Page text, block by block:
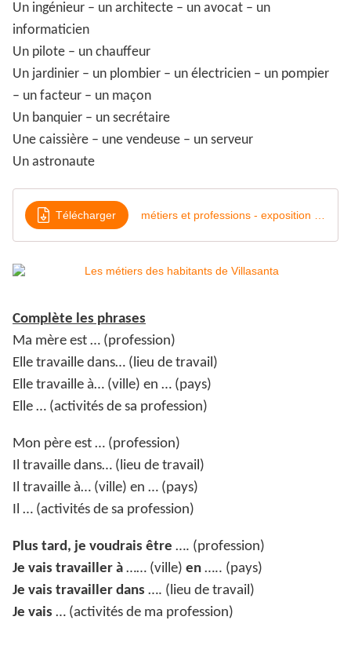
Un ingénieur – un architecte – un avocat – un
informaticien
Un pilote – un chauffeur
Un jardinier – un plombier – un électricien – un pompier
– un facteur – un maçon
Un banquier – un secrétaire
Une caissière – une vendeuse – un serveur
Un astronaute
Télécharger
Complète les phrases
Ma mère est … (profession)
Elle travaille dans… (lieu de travail)
Elle travaille à… (ville) en … (pays)
Elle … (activités de sa profession)
Mon père est … (profession)
Il travaille dans… (lieu de travail)
Il travaille à… (ville) en … (pays)
Il … (activités de sa profession)
Plus tard, je voudrais être …. (profession)
Je vais travailler à …… (ville) en ….. (pays)
Je vais travailler dans …. (lieu de travail)
Je vais … (activités de ma profession)